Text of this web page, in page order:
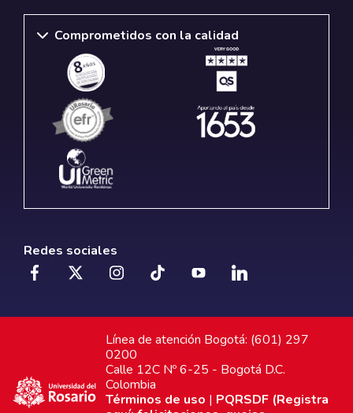
Comprometidos con la calidad
Redes sociales
Línea de atención Bogotá: (601) 297
0200
Calle 12C Nº 6-25 - Bogotá D.C.
Colombia
Términos de uso | PQRSDF (Registra